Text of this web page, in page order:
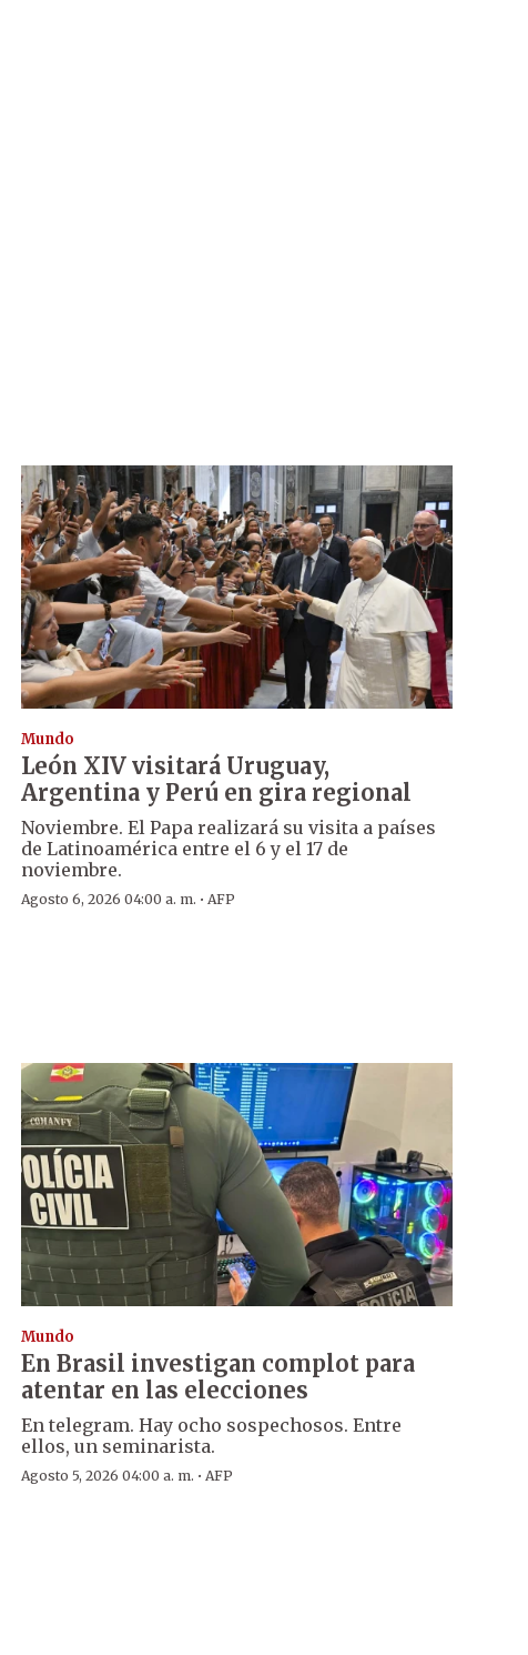
Mundo
León XIV visitará Uruguay,
Argentina y Perú en gira regional
Noviembre. El Papa realizará su visita a países
de Latinoamérica entre el 6 y el 17 de
noviembre.
Agosto 6, 2026 04:00 a. m. · AFP
Mundo
En Brasil investigan complot para
atentar en las elecciones
En telegram. Hay ocho sospechosos. Entre
ellos, un seminarista.
Agosto 5, 2026 04:00 a. m. · AFP